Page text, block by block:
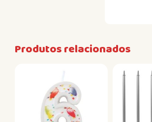
Produtos relacionados